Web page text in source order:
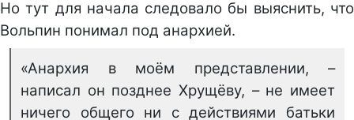
Но тут для начала следовало бы выяснить, что
Вольпин понимал под анархией.
«Анархия в моём представлении, –
написал он позднее Хрущёву, – не имеет
ничего общего ни с действиями батьки